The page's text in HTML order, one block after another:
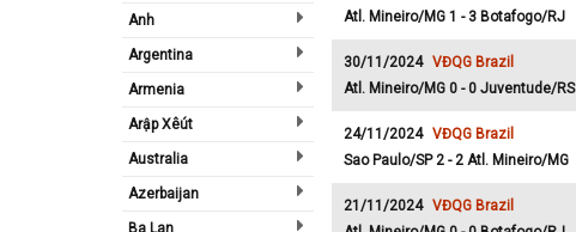
Anh
Argentina
Armenia
Arập Xêút
Australia
Azerbaijan
Ba Lan
Atl. Mineiro/MG 1 - 3 Botafogo/RJ
30/11/2024 VĐQG Brazil
Atl. Mineiro/MG 0 - 0 Juventude/RS
24/11/2024 VĐQG Brazil
Sao Paulo/SP 2 - 2 Atl. Mineiro/MG
21/11/2024 VĐQG Brazil